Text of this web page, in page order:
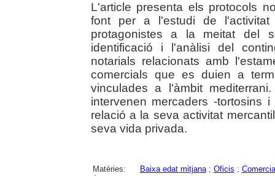
L'article presenta els protocols
font per a l'estudi de
protagonistes a la meitat del
identificació i l'anàlisi del
notarials relacionats amb
comercials que es duien a
vinculades a l'àmbit
intervenen mercaders -tortosins
relació a la seva activitat
seva vida privada.
Matèries: Baixa edat mitjana; Oficis ;